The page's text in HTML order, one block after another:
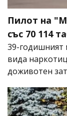
Пилот на
със 70 114
39-годишният
вида
доживотен